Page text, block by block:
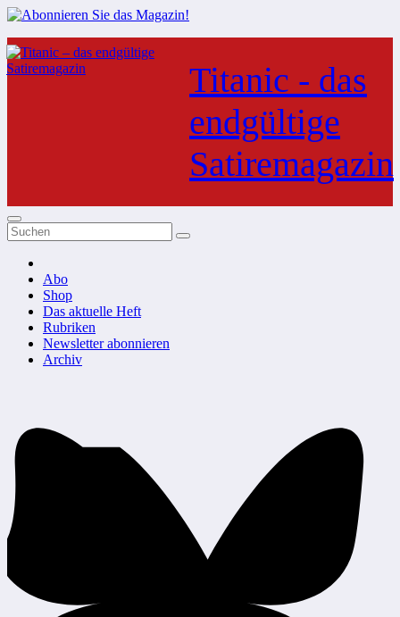
Zum
Inhalt
springen
Titanic - das
endgültige
Satiremagazin
Abo
Shop
Das aktuelle Heft
Rubriken
Newsletter abonnieren
Archiv